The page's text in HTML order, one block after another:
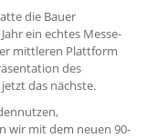
die Bauer
ein echtes Messe-
mittleren Plattform
des
das nächste.
wir mit dem neuen 90-